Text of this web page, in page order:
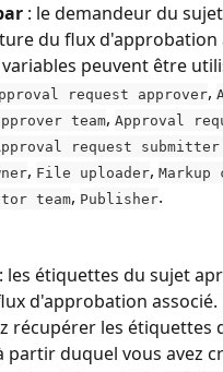
: le demandeur du
du flux d'approbation
peuvent être
request approver,
team, Approval
request submitter
, File uploader, Markup
team, Publisher.
: les étiquettes du sujet
d'approbation associé.
récupérer les étiquettes
partir duquel vous avez